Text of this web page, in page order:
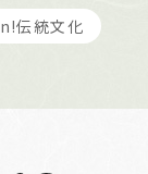
伝統文化